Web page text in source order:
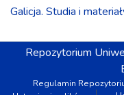
Galicja. Studia i
Repozytorium
Regulamin